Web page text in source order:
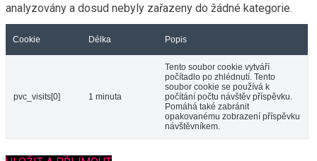
analyzovány a dosud nebyly zařazeny do žádné kategorie.
Cookie Délka Popis
pvc_visits[0] 1 minuta
Tento soubor cookie vytváří
počítadlo po zhlédnutí. Tento
soubor cookie se používá k
počítání počtu návštěv příspěvku.
Pomáhá také zabránit
opakovanému zobrazení příspěvku
návštěvníkem.